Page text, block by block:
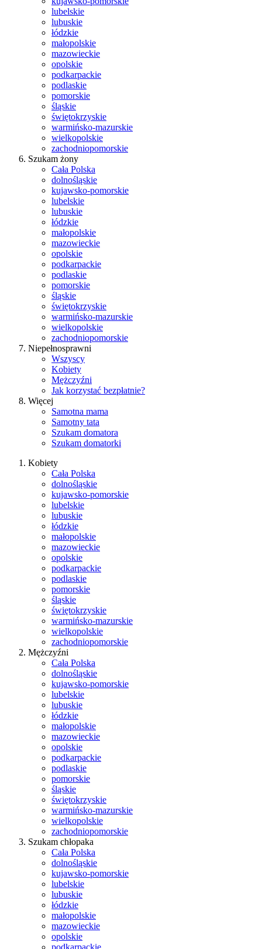
lubelskie
lubuskie
łódzkie
małopolskie
mazowieckie
opolskie
podkarpackie
podlaskie
pomorskie
śląskie
świętokrzyskie
warmińsko-mazurskie
wielkopolskie
zachodniopomorskie
Szukam żony
Cała Polska
dolnośląskie
kujawsko-pomorskie
lubelskie
lubuskie
łódzkie
małopolskie
mazowieckie
opolskie
podkarpackie
podlaskie
pomorskie
śląskie
świętokrzyskie
warmińsko-mazurskie
wielkopolskie
zachodniopomorskie
Niepełnosprawni
Wszyscy
Kobiety
Mężczyźni
Jak korzystać bezpłatnie?
Więcej
Samotna mama
Samotny tata
Szukam domatora
Szukam domatorki
Kobiety
Cała Polska
dolnośląskie
kujawsko-pomorskie
lubelskie
lubuskie
łódzkie
małopolskie
mazowieckie
opolskie
podkarpackie
podlaskie
pomorskie
śląskie
świętokrzyskie
warmińsko-mazurskie
wielkopolskie
zachodniopomorskie
Mężczyźni
Cała Polska
dolnośląskie
kujawsko-pomorskie
lubelskie
lubuskie
łódzkie
małopolskie
mazowieckie
opolskie
podkarpackie
podlaskie
pomorskie
śląskie
świętokrzyskie
warmińsko-mazurskie
wielkopolskie
zachodniopomorskie
Szukam chłopaka
Cała Polska
dolnośląskie
kujawsko-pomorskie
lubelskie
lubuskie
łódzkie
małopolskie
mazowieckie
opolskie
podkarpackie